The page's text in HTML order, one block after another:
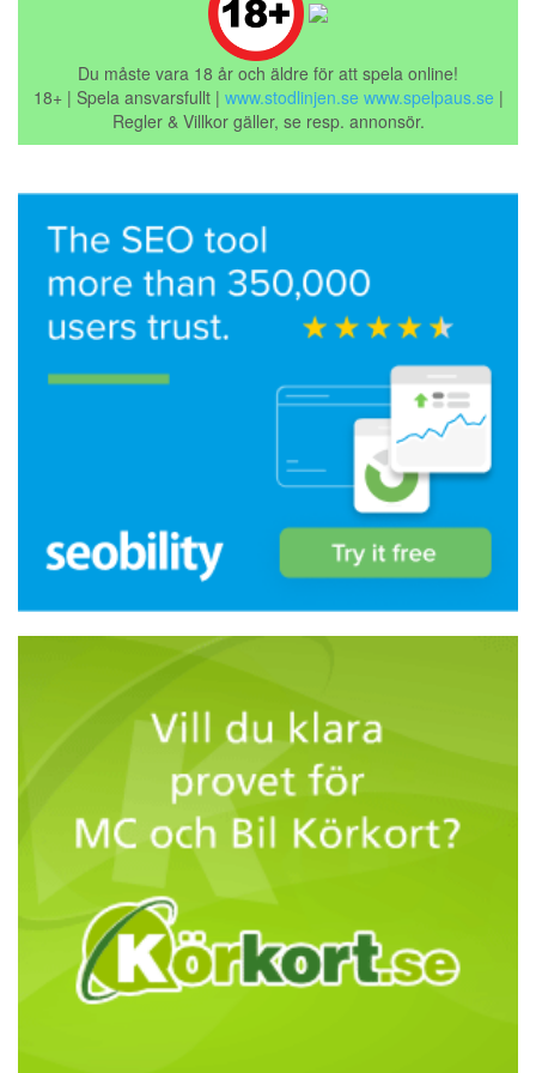
Du måste vara 18 år och äldre för att spela online!
18+ | Spela ansvarsfullt | www.stodlinjen.se www.spelpaus.se |
Regler & Villkor gäller, se resp. annonsör.